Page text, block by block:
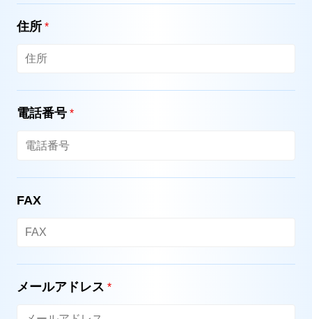
住所 *
電話番号 *
FAX
メールアドレス *